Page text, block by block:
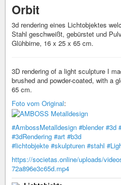
Orbit
3d rendering eines Lichtobjektes
Stahl geschweißt, gebürstet und
Glühbirne, 16 x 25 x 65 cm.
3D rendering of a light sculpture I
brushed and powder-coated, with a
65 cm.
Foto vom Original:
#AmbossMetalldesign #blender #3d
#3dRendering #art #b3d
#lichtobjekte #skulpturen #stahl
https://societas.online/uploads/
72a896e3c65d.mp4